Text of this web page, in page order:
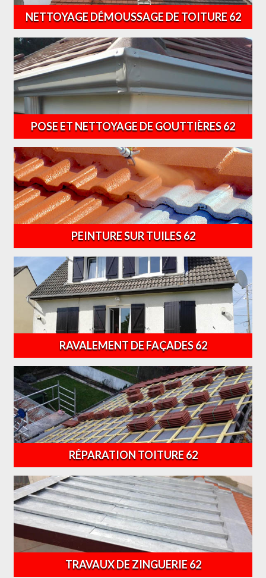
NETTOYAGE DÉMOUSSAGE DE TOITURE 62
POSE ET NETTOYAGE DE GOUTTIÈRES 62
PEINTURE SUR TUILES 62
RAVALEMENT DE FAÇADES 62
RÉPARATION TOITURE 62
TRAVAUX DE ZINGUERIE 62